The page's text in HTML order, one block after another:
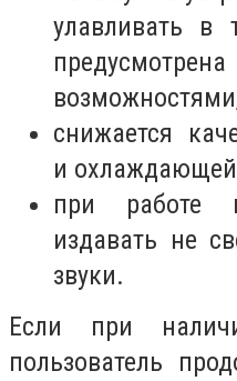
улавливать в
снижается
и
при работе
издавать не
звуки.
Если при
пользователь